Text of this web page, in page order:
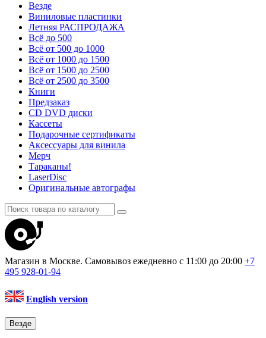
Везде
Виниловые пластинки
Летняя РАСПРОДАЖА
Всё до 500
Всё от 500 до 1000
Всё от 1000 до 1500
Всё от 1500 до 2500
Всё от 2500 до 3500
Книги
Предзаказ
CD DVD диски
Кассеты
Подарочные сертификаты
Аксессуары для винила
Мерч
Тараканы!
LaserDisc
Оригинальные автографы
Магазин в Москве. Самовывоз ежедневно с 11:00 до 20:00 +7
495 928-01-94
English version
Везде